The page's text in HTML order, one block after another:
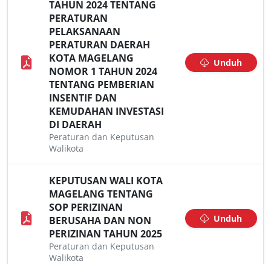
TAHUN 2024 TENTANG
PERATURAN
PELAKSANAAN
PERATURAN DAERAH
KOTA MAGELANG
NOMOR 1 TAHUN 2024
TENTANG PEMBERIAN
INSENTIF DAN
KEMUDAHAN INVESTASI
DI DAERAH
Peraturan dan Keputusan
Walikota
Unduh
KEPUTUSAN WALI KOTA
MAGELANG TENTANG
SOP PERIZINAN
BERUSAHA DAN NON
PERIZINAN TAHUN 2025
Peraturan dan Keputusan
Walikota
Unduh